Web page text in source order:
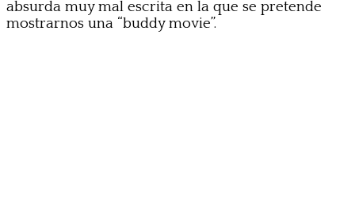
absurda muy mal escrita en la que se pretende
mostrarnos una “buddy movie”.